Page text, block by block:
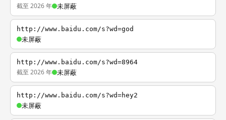
截至 2026 年 未屏蔽
http://www.baidu.com/s?wd=god
未屏蔽
http://www.baidu.com/s?wd=8964
截至 2026 年 未屏蔽
http://www.baidu.com/s?wd=hey2
未屏蔽